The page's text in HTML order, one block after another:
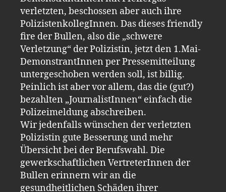
verletzten, beschossen aber auch ihre
PolizistenkollegInnen. Das dieses friendly
fire der Bullen, also die „schwere
Verletzung“ der Polizistin, jetzt den 1.Mai-
DemonstrantInnen per Pressemitteilung
untergeschoben werden soll, ist billig.
Peinlich ist aber vor allem, das die (gut?)
bezahlten „JournalistInnen“ einfach die
Polizeimeldung abschreiben.
Wir jedenfalls wünschen der verletzten
Polizistin gute Besserung und mehr
Übersicht bei der Berufswahl. Die
gewerkschaftlichen VertreterInnen der
Bullen erinnern wir an die
gesundheitlichen Schäden ihrer